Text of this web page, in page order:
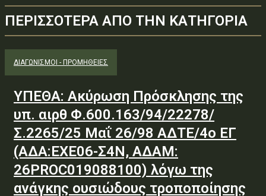
ΠΕΡΙΣΣΟΤΕΡΑ ΑΠΟ ΤΗΝ ΚΑΤΗΓΟΡΙΑ
ΔΙΑΓΩΝΙΣΜΟΊ - ΠΡΟΜΉΘΕΙΕΣ
ΥΠΕΘΑ: Ακύρωση Πρόσκλησης της
υπ. αιρθ Φ.600.163/94/22278/
Σ.2265/25 Μαΐ 26/98 ΑΔΤΕ/4ο ΕΓ
(ΑΔΑ:ΕΧΕ06-Σ4Ν, ΑΔΑΜ:
26PROC019088100) λόγω της
ανάγκης ουσιώδους τροποποίησης